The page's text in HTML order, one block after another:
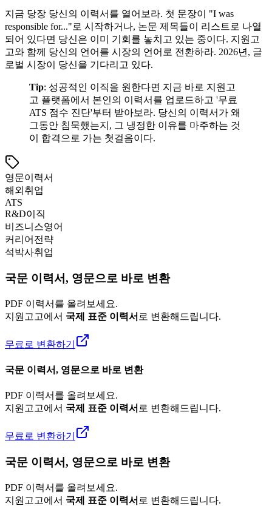
지금 당장 당신의 이력서를 열어보라. 첫 문장이 "I was
responsible for..."로 시작하거나, 논문 제목들이 리스트로 나열
되어 있다면 당신은 이미 기회를 놓치고 있는 중이다. 지원고
고와 함께 당신의 언어를 시장의 언어로 전환하라. 2026년, 글
로벌 시장이 당신을 기다리고 있다.
Tip: 성공적인 이직을 원한다면 지금 바로 지원고
고 플랫폼에서 본인의 이력서를 업로드하고 '무료
ATS 점수 진단'부터 받아보라. 당신의 이력서가 왜
그동안 침묵했는지, 그 냉정한 이유를 마주하는 것
이 합격으로 가는 첫걸음이다.
영문이력서
해외취업
ATS
R&D이직
비즈니스영어
커리어전략
석박사취업
국문 이력서, 영문으로 바로 변환
PDF 이력서를 올려보세요.
지원고고에서 국제 표준 이력서 로 변환해드립니다.
무료로 변환하기
국문 이력서, 영문으로 바로 변환
PDF 이력서를 올려보세요.
지원고고에서 국제 표준 이력서 로 변환해드립니다.
무료로 변환하기
국문 이력서, 영문으로 바로 변환
PDF 이력서를 올려보세요.
지원고고에서 국제 표준 이력서 로 변환해드립니다.